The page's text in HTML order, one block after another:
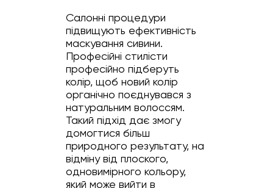
Салонні процедури
підвищують ефективність
маскування сивини.
Професійні стилісти
професійно підберуть
колір, щоб новий колір
органічно поєднувався з
натуральним волоссям.
Такий підхід дає змогу
домогтися більш
природного результату, на
відміну від плоского,
одновимірного кольору,
який може вийти в